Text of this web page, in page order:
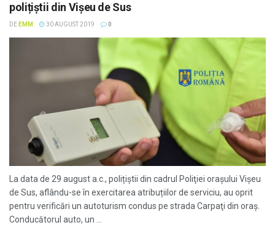
polițiștii din Vișeu de Sus
DE EMM 30 AUGUST 2019 0
La data de 29 august a.c., polițiștii din cadrul Poliţiei oraşului Vişeu
de Sus, aflându-se în exercitarea atribuțiilor de serviciu, au oprit
pentru verificări un autoturism condus pe strada Carpaţi din oraş.
Conducătorul auto, un ...